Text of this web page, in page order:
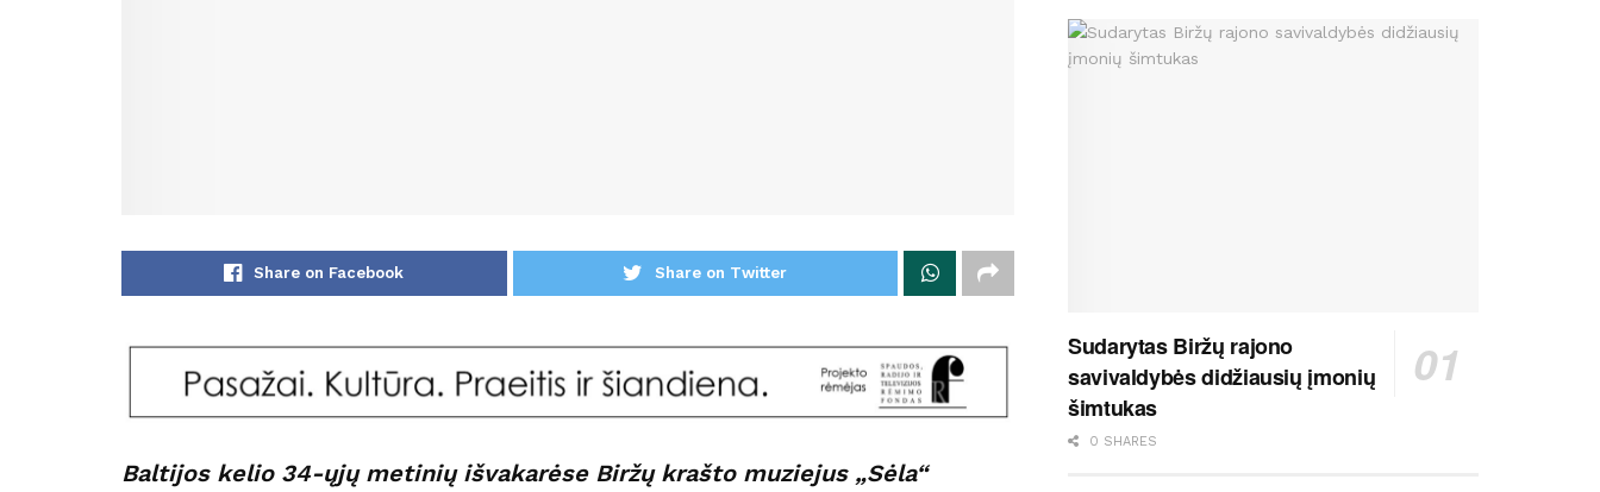
Share on Facebook Share on Twitter
Baltijos kelio 34-ųjų metinių išvakarėse Biržų krašto muziejus „Sėla“
Sudarytas Biržų rajono
savivaldybės didžiausių įmonių
šimtukas
0 SHARES